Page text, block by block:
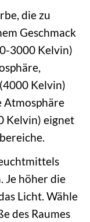
die zu
Geschmack
3000 Kelvin)
Kelvin)
Atmosphäre
Kelvin) eignet
Je höher die
Licht. Wähle
des Raumes